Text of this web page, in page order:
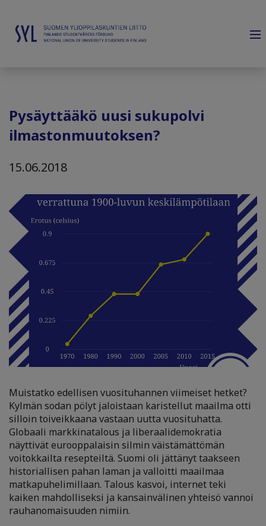
Pysäyttääkö uusi sukupolvi
ilmastonmuutoksen?
15.06.2018
Muistatko edellisen vuosituhannen viimeiset hetket?
Kylmän sodan pölyt jaloistaan karistellut maailma otti
silloin toiveikkaana vastaan uutta vuosituhatta.
Globaali markkinatalous ja liberaalidemokratia
näyttivät eurooppalaisin silmin väistämättömän
voitokkailta resepteiltä. Suomi oli jättänyt taakseen
historiallisen pahan laman ja valloitti maailmaa
matkapuhelimillaan. Talous kasvoi, internet teki
kaiken mahdolliseksi ja kansainvälinen yhteisö vannoi
rauhanomaisuuden nimiin.